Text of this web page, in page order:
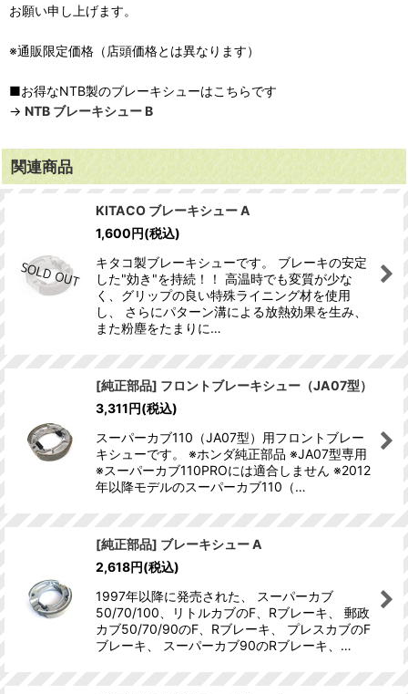
お願い申し上げます。
※通販限定価格（店頭価格とは異なります）
■お得なNTB製のブレーキシューはこちらです
→ NTB ブレーキシュー B
関連商品
KITACO ブレーキシュー A
1,600円(税込)
キタコ製ブレーキシューです。 ブレーキの安定
した"効き"を持続！！ 高温時でも変質が少な
く、グリップの良い特殊ライニング材を使用
し、 さらにパターン溝による放熱効果を生み、
また粉塵をたまりに…
[純正部品] フロントブレーキシュー（JA07型）
3,311円(税込)
スーパーカブ110（JA07型）用フロントブレー
キシューです。 ※ホンダ純正部品 ※JA07型専用
※スーパーカブ110PROには適合しません ※2012
年以降モデルのスーパーカブ110（…
[純正部品] ブレーキシュー A
2,618円(税込)
1997年以降に発売された、 スーパーカブ
50/70/100、リトルカブのF、Rブレーキ、 郵政
カブ50/70/90のF、Rブレーキ、 プレスカブのF
ブレーキ、 スーパーカブ90のRブレーキ、…